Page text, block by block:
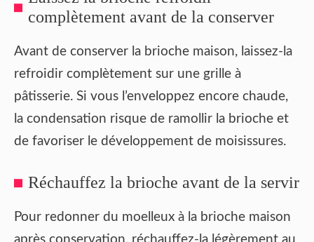
complètement avant de la conserver
Avant de conserver la brioche maison, laissez-la
refroidir complètement sur une grille à
pâtisserie. Si vous l’enveloppez encore chaude,
la condensation risque de ramollir la brioche et
de favoriser le développement de moisissures.
Réchauffez la brioche avant de la servir
Pour redonner du moelleux à la brioche maison